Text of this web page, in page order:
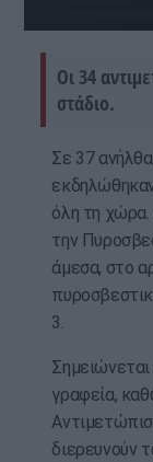
Oι 34
στάδιο.
Σε 37
όλη τη
την
άμεσα, στο
3.
γραφεία,
διερευνούν